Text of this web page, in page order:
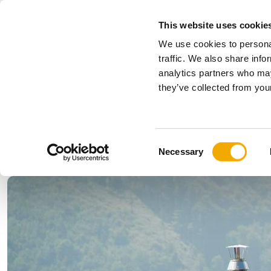
This website uses
We use cookies to
traffic. We also share
analytics partners who
they’ve collected from
n
Necessary
Please choose your country
Bosna
Bugarska
Novosti, štampa i događaji
Primena & IndustrijaServis